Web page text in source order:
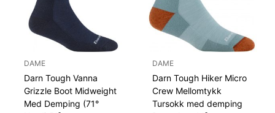
DAME
Darn Tough Vanna
Grizzle Boot Midweight
Med Demping (71°
DAME
Darn Tough Hiker Micro
Crew Mellomtykk
Tursokk med demping